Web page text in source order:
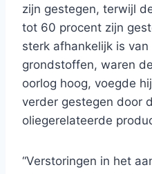
zijn gestegen, terwijl
tot 60 procent zijn
sterk afhankelijk is
grondstoffen, waren
oorlog hoog, voegde
verder gestegen door
oliegerelateerde
“Verstoringen in het